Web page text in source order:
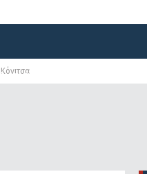
Διοργανώσεις